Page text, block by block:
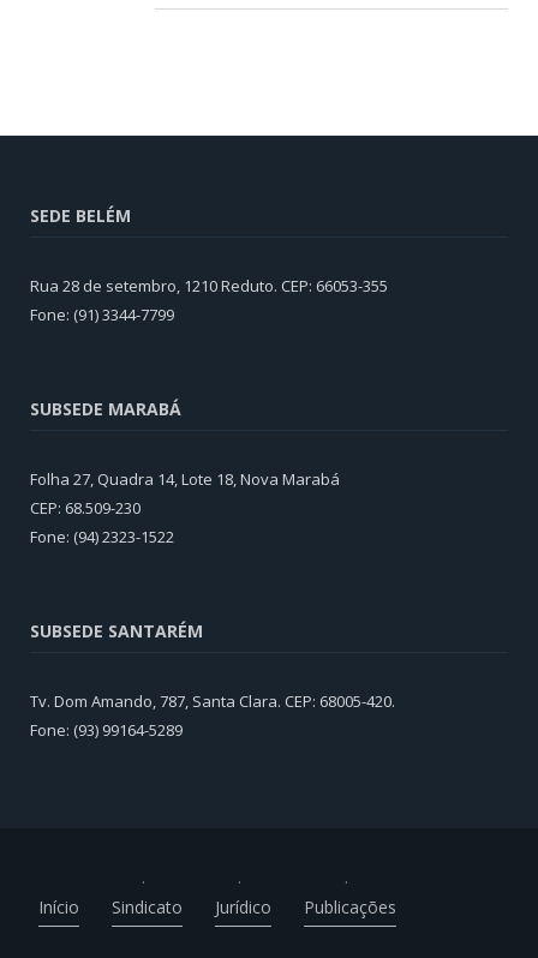
SEDE BELÉM
Rua 28 de setembro, 1210 Reduto. CEP: 66053-355
Fone: (91) 3344-7799
SUBSEDE MARABÁ
Folha 27, Quadra 14, Lote 18, Nova Marabá
CEP: 68.509-230
Fone: (94) 2323-1522
SUBSEDE SANTARÉM
Tv. Dom Amando, 787, Santa Clara. CEP: 68005-420.
Fone: (93) 99164-5289
Início Sindicato Jurídico Publicações